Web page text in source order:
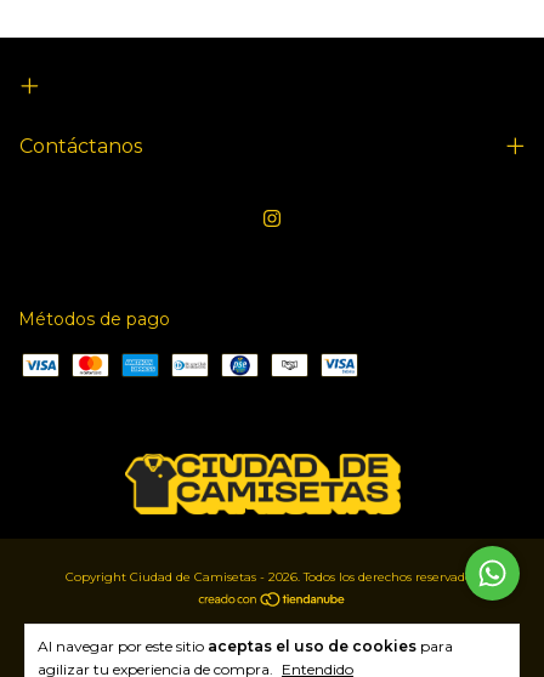
Al navegar por este sitio aceptas el uso de cookies para
agilizar tu experiencia de compra. Entendido
Contáctanos
Métodos de pago
Copyright Ciudad de Camisetas - 2026. Todos los derechos reservados.